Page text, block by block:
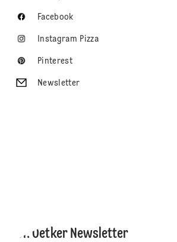
Facebook
Instagram Pizza
Pinterest
Newsletter
Dr. Oetker Newsletter